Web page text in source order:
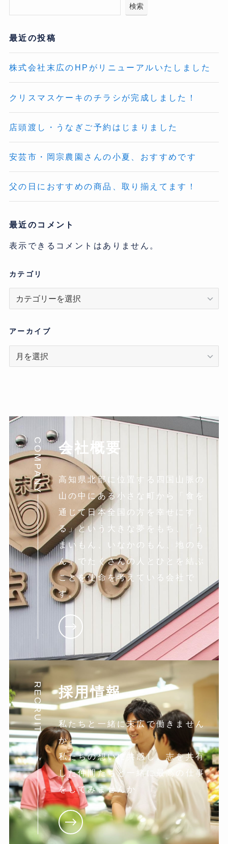
検索
最近の投稿
株式会社末広のHPがリニューアルいたしました
クリスマスケーキのチラシが完成しました！
店頭渡し・うなぎご予約はじまりました
安芸市・岡宗農園さんの小夏、おすすめです
父の日におすすめの商品、取り揃えてます！
最近のコメント
表示できるコメントはありません。
カテゴリ
リ
アーカイブ
ア
COMPANY 会社概要
高知県北部に位置する四国山脈の
山の中にある小さな町から「食を
通じて日本全国の方を幸せにす
る」という大きな夢をもち、「う
まいもん、いなかのもん、地のも
ん」でたくさんの人とひとを結ぶ
ことを使命を考えている会社で
す。
RECRUIT 採用情報
私たちと一緒に末広で働きません
か。
私たちの想いに共感し。志を共有
した仲間たちと一緒に最高の仕事
をしてみませんか